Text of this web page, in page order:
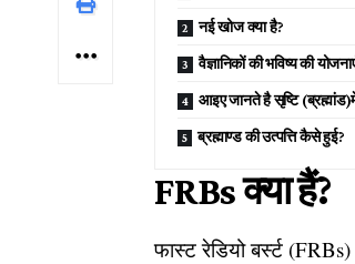
नई खोज क्या है?
वैज्ञानिकों की भविष्य की
आइए जानते है सृष्टि
ब्रह्माण्ड की उत्पत्ति कैसे हुई?
FRBs क्या हैं?
फास्ट रेडियो बर्स्ट